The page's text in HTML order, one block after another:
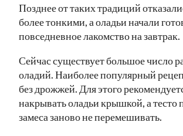
Позднее от таких традиций
более тонкими, а оладьи начали
повседневное лакомство на завтрак.
Сейчас существует большое число
оладий. Наиболее популярный
без дрожжей. Для этого
накрывать оладьи крышкой, а тесто
замеса заново не перемешивать.